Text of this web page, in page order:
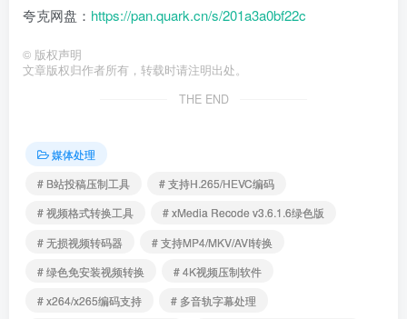
夸克网盘： https://pan.quark.cn/s/201a3a0bf22c
© 版权声明
文章版权归作者所有，转载时请注明出处。
THE END
媒体处理
# B站投稿压制工具
# 支持H.265/HEVC编码
# 视频格式转换工具
# xMedia Recode v3.6.1.6绿色版
# 无损视频转码器
# 支持MP4/MKV/AVI转换
# 绿色免安装视频转换
# 4K视频压制软件
# x264/x265编码支持
# 多音轨字幕处理